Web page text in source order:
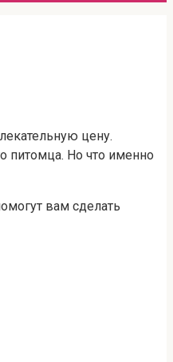
цену.
питомца. Но что именно
вам сделать